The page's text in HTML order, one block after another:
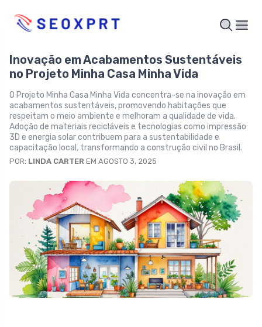
Inovação em Acabamentos Sustentáveis
no Projeto Minha Casa Minha Vida
O Projeto Minha Casa Minha Vida concentra-se na inovação em
acabamentos sustentáveis, promovendo habitações que
respeitam o meio ambiente e melhoram a qualidade de vida.
Adoção de materiais recicláveis e tecnologias como impressão
3D e energia solar contribuem para a sustentabilidade e
capacitação local, transformando a construção civil no Brasil.
POR: LINDA CARTER EM AGOSTO 3, 2025